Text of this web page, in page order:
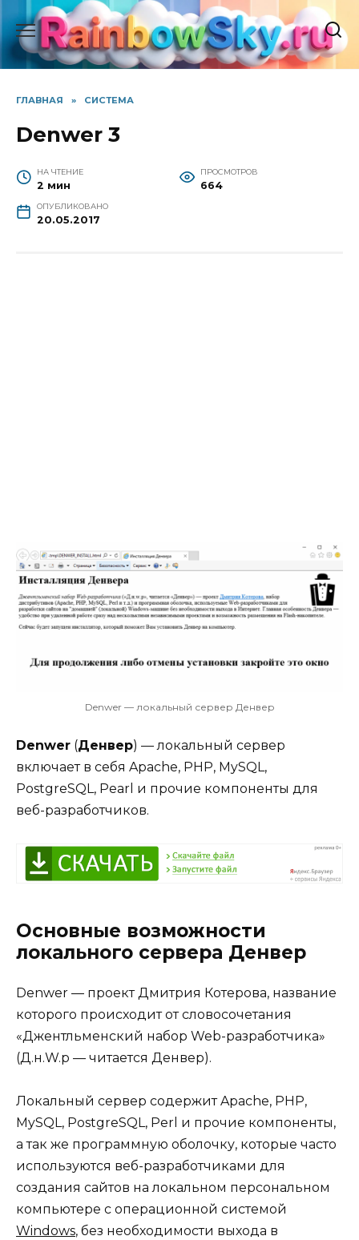
Перейти
содержанию
ГЛАВНАЯ » СИСТЕМА
Denwer 3
НА ЧТЕНИЕ
2 мин
ПРОСМОТРОВ
664
ОПУБЛИКОВАНО
20.05.2017
Denwer — локальный сервер Денвер
Denwer (Денвер) — локальный сервер
включает в себя Apache, PHP, MySQL,
PostgreSQL, Pearl и прочие компоненты для
веб-разработчиков.
Основные возможности
локального сервера Денвер
Denwer — проект Дмитрия Котерова, название
которого происходит от словосочетания
«Джентльменский набор Web-разработчика»
(Д.н.W.р — читается Денвер).
Локальный сервер содержит Apache, PHP,
MySQL, PostgreSQL, Perl и прочие компоненты,
а так же программную оболочку, которые часто
используются веб-разработчиками для
создания сайтов на локальном персональном
компьютере с операционной системой
Windows, без необходимости выхода в